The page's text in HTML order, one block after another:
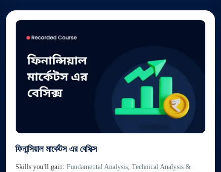
ফিনান্সিয়াল মার্কেটস এর বেসিক্স
Skills you'll gain: Fundamental Analysis, Technical Analysis &